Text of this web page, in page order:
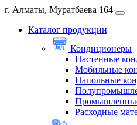
г. Алматы, Муратбаева 164
Каталог продукции
Кондиционеры
Настенные
Мобильные
Напольные
Расходные